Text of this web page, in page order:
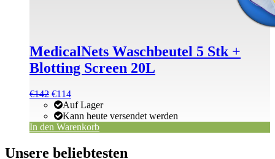
MedicalNets Waschbeutel 5 Stk +
Blotting Screen 20L
Ursprünglicher
Preis
war:
€142
€142Aktueller
Preis
ist:
€142.
€114
Auf Lager
Kann heute versendet werden
In den Warenkorb
Unsere beliebtesten